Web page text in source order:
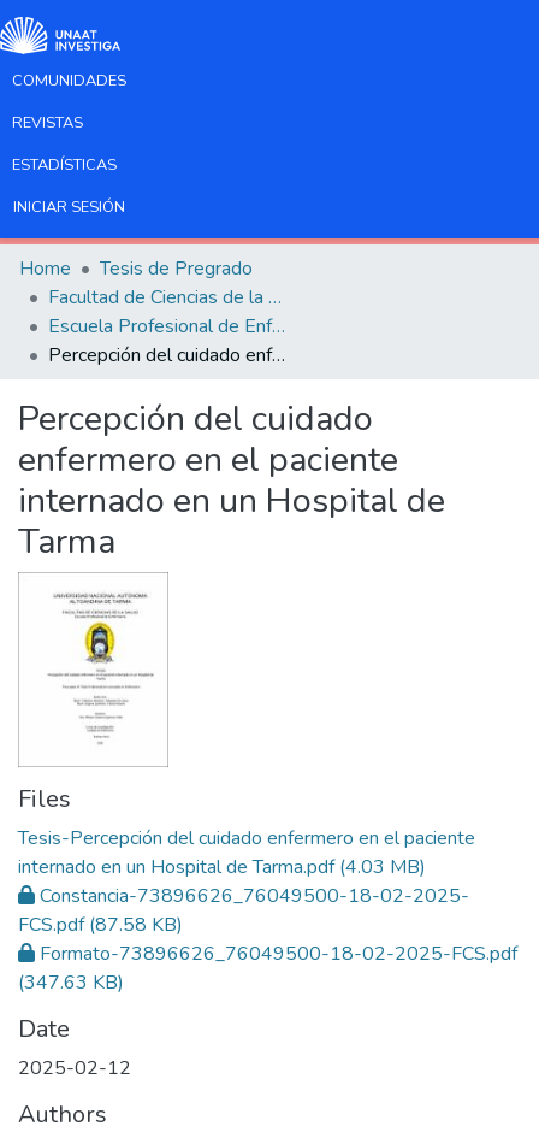
COMUNIDADES
REVISTAS
ESTADÍSTICAS
INICIAR SESIÓN
Home
Tesis de Pregrado
Facultad de Ciencias de la Salud
Escuela Profesional de Enfermería
Percepción del cuidado enfermero en el paciente internado en un Hospital de Tarma
Percepción del cuidado
enfermero en el paciente
internado en un Hospital de
Tarma
Files
Tesis-Percepción del cuidado enfermero en el paciente
internado en un Hospital de Tarma.pdf(4.03 MB)
Constancia-73896626_76049500-18-02-2025-
FCS.pdf(87.58 KB)
Formato-73896626_76049500-18-02-2025-FCS.pdf
(347.63 KB)
Date
2025-02-12
Authors